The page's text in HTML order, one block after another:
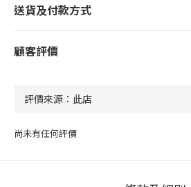
送貨及付款方式
顧客評價
尚未有任何評價